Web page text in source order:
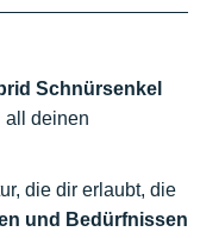
Schnürsenkel
all deinen
die dir erlaubt, die
und Bedürfnissen